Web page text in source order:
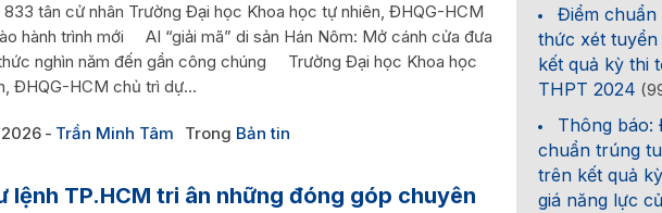
tân cử nhân Trường Đại học Khoa học tự nhiên, ĐHQG-HCM
hành trình mới AI “giải mã” di sản Hán Nôm: Mở cánh cửa đưa
nghìn năm đến gần công chúng Trường Đại học Khoa học
ĐHQG-HCM chủ trì dự...
Trần Minh Tâm Trong Bản tin
lệnh TP.HCM tri ân những đóng góp chuyên
Điểm chuẩn
thức xét
kết quả kỳ thi
THPT 2024
Thông báo:
chuẩn trúng
trên kết quả
giá năng lực